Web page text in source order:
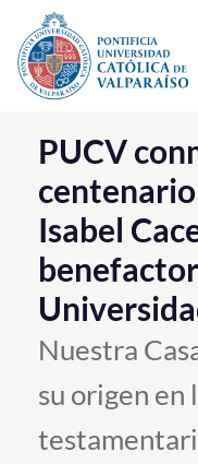
Click acá para ir
La Universidad
Investigación,
PUCV Internacional
Vinculación con el
Admisión
Pregrado
Postgrado
PUCV
Isabel
Nuestra
su origen en